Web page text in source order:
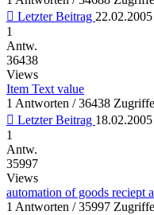
Letzter Beitrag
1
Antw.
36438
Views
Item Text value
1 Antworten / 36438 Zugriffe
Letzter Beitrag
1
Antw.
35997
Views
automation of goods reciept
1 Antworten / 35997 Zugriffe